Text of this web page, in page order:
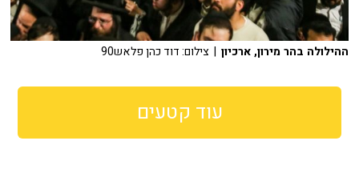
ההילולה בהר מירון, ארכיון | צילום: דוד כהן פלאש90
עוד קטעים